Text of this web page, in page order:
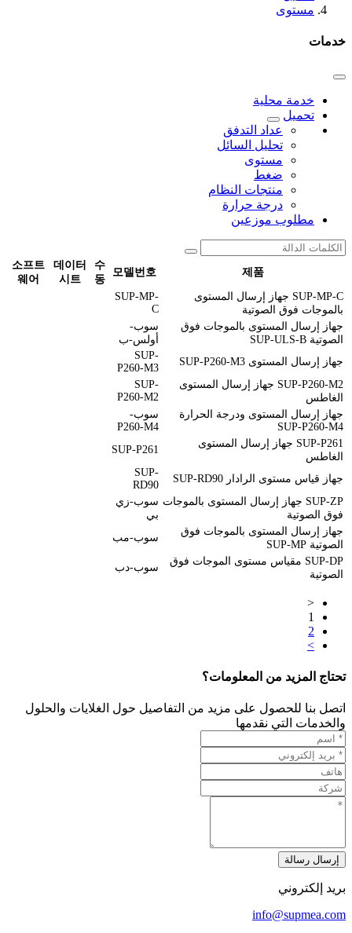
مستوى
خدمات
خدمة محلية
تحميل
عداد التدفق
تحليل السائل
مستوى
ضغط
منتجات النظام
درجة حرارة
مطلوب موزعين
제품
모델번호
수
동
데이터
시트
소프트
웨어
SUP-MP-C جهاز إرسال المستوى
بالموجات فوق الصوتية
SUP-MP-
C
جهاز إرسال المستوى بالموجات فوق
الصوتية SUP-ULS-B
سوب-
أولس-ب
جهاز إرسال المستوى SUP-P260-M3
SUP-
P260-M3
SUP-P260-M2 جهاز إرسال المستوى
الغاطس
SUP-
P260-M2
جهاز إرسال المستوى ودرجة الحرارة
SUP-P260-M4
سوب-
P260-M4
SUP-P261 جهاز إرسال المستوى
الغاطس
SUP-P261
جهاز قياس مستوى الرادار SUP-RD90
SUP-
RD90
SUP-ZP جهاز إرسال المستوى بالموجات
فوق الصوتية
سوب-زي
بي
جهاز إرسال المستوى بالموجات فوق
الصوتية SUP-MP
سوب-مب
SUP-DP مقياس مستوى الموجات فوق
الصوتية
سوب-دب
<
1
2
>
تحتاج المزيد من المعلومات؟
اتصل بنا للحصول على مزيد من التفاصيل حول الغلايات والحلول
والخدمات التي نقدمها
إرسال رسالة
بريد إلكتروني
info@supmea.com